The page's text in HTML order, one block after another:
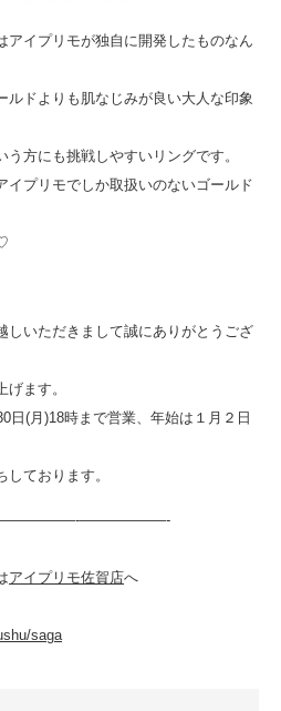
アイプリモが独自に開発したものなん
ルドよりも肌なじみが良い大人な印象
方にも挑戦しやすいリングです。
イプリモでしか取扱いのないゴールド
しいただきまして誠にありがとうござ
ます。
日(月)18時まで営業、年始は１月２日
ております。
——————-
アイプリモ佐賀店へ
saga